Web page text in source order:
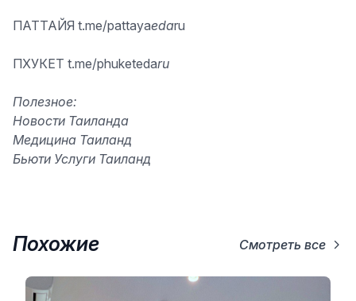
ПАТТАЙЯ t.me/pattayaedaru
ПХУКЕТ t.me/phuketedaru
Полезное:
Новости Таиланда
Медицина Таиланд
Бьюти Услуги Таиланд
Похожие Смотреть все